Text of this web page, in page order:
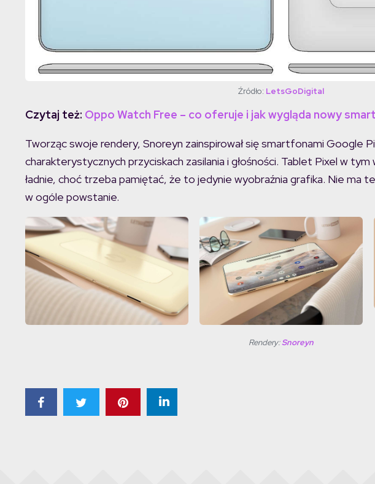
Źródło: LetsGoDigital
Czytaj też: Oppo Watch Free – co oferuje i jak wygląda nowy
Tworząc swoje rendery, Snoreyn zainspirował się smartfonami Google
charakterystycznych przyciskach zasilania i głośności. Tablet Pixel w
ładnie, choć trzeba pamiętać, że to jedynie wyobraźnia grafika. Nie ma
w ogóle powstanie.
Rendery:Snoreyn